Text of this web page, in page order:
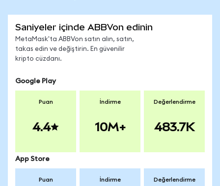
Saniyeler içinde ABBVon edinin
MetaMask'ta ABBVon satın alın, satın,
takas edin ve değiştirin. En güvenilir
kripto cüzdanı.
Google Play
Puan
4.4
İndirme
10M+
Değerlendirme
483.7K
App Store
Puan İndirme Değerlendirme